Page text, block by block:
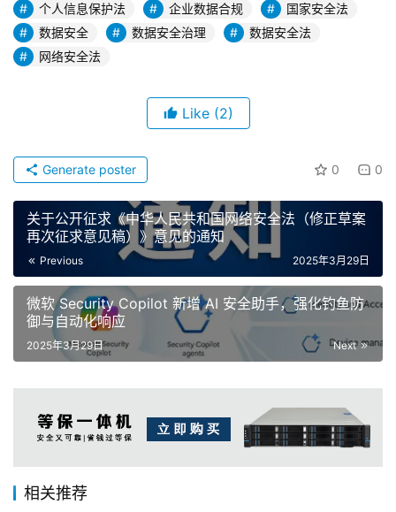
个人信息保护法 企业数据合规
国家安全法
数据安全
数据安全治理
数据安全法
网络安全法
Like (2)
0 0
Generate poster
关于公开征求《中华人民共和国网络安全法（修正草案
再次征求意见稿）》意见的通知
Previous 2025年3月29日
微软 Security Copilot 新增 AI 安全助手，强化钓鱼防
御与自动化响应
Next
2025年3月29日
相关推荐